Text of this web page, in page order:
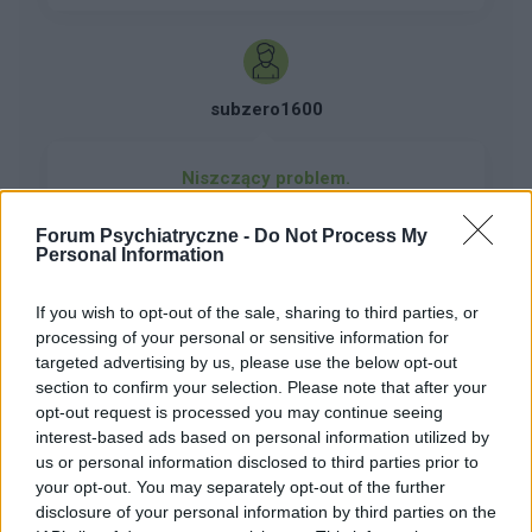
Forum Psychiatryczne - Do Not Process My
Personal Information
If you wish to opt-out of the sale, sharing to third parties, or
processing of your personal or sensitive information for
targeted advertising by us, please use the below opt-out
section to confirm your selection. Please note that after your
opt-out request is processed you may continue seeing
interest-based ads based on personal information utilized by
us or personal information disclosed to third parties prior to
your opt-out. You may separately opt-out of the further
disclosure of your personal information by third parties on the
subzero1600
Niszczący problem.
to mój pierwszy taki problem z którym nie
jestem w stanie sam sobię poradzić.Nie będę
tylko na tym aby przybliżyć wam jak najlepiej mój
problem. Otóż mam 29l i jakieś 2-3 miesiące
temu u mnie w pracy poznałem kobietę w której
w sumie zauroczylem się od pierwszego
wejrzenia . Ogólnie moje uczucie już na wstępie
podsycalo to że ewidentnie "szukała mnie
wzrokiem" i te "krótkie przeszywające
spojrzenia"ehhhh. Zapoznaliśmy się naprawdę
blisko i w momencie w którym chciałbym
POWIĄZANE
Tematy depresja nerwice psychiatra
uzależnienia psychoterapia schizofrenia
zaburzenia osobowości